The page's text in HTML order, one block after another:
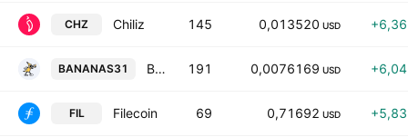
CHZ Chiliz 145 0,013520 USD
BANANAS31 Banana For Scale 191 0,0076169 USD
FIL Filecoin 69 0,71692 USD